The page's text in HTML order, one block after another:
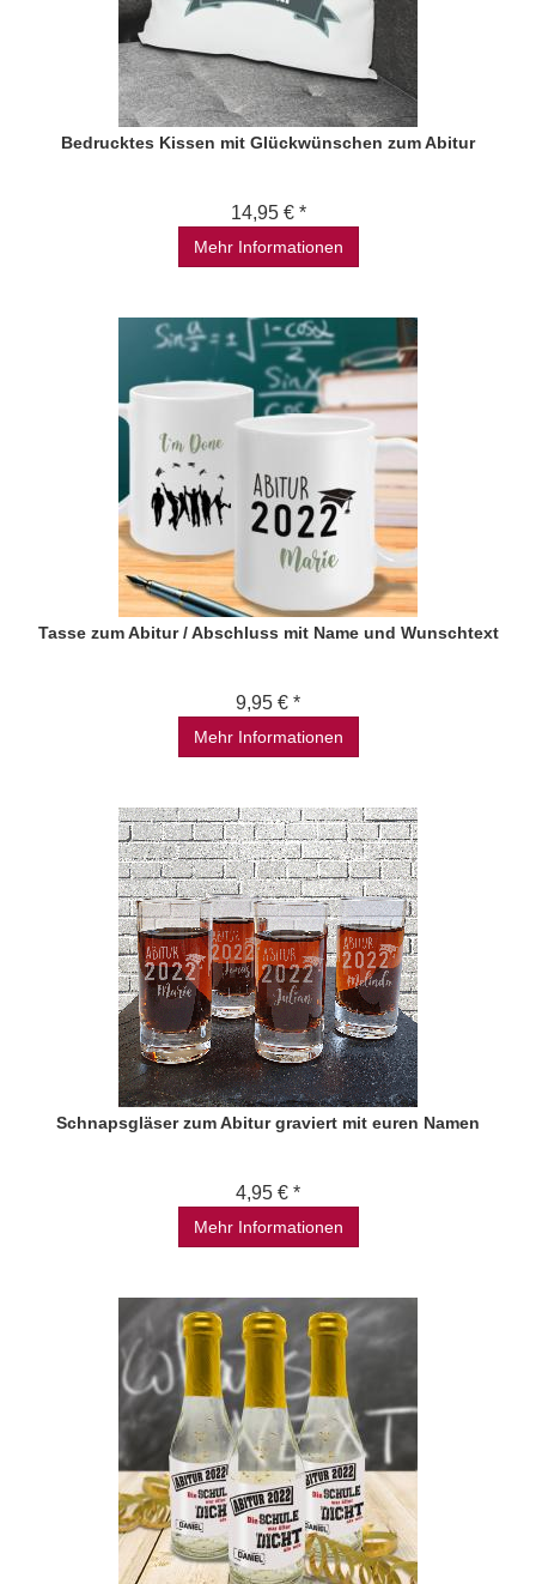
Bedrucktes Kissen mit Glückwünschen zum Abitur
14,95 € *
Mehr Informationen
Tasse zum Abitur / Abschluss mit Name und Wunschtext
9,95 € *
Mehr Informationen
Schnapsgläser zum Abitur graviert mit euren Namen
4,95 € *
Mehr Informationen